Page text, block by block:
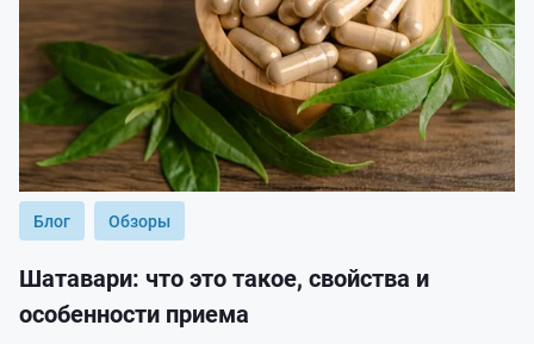
Блог Обзоры
Шатавари: что это такое, свойства и
особенности приема